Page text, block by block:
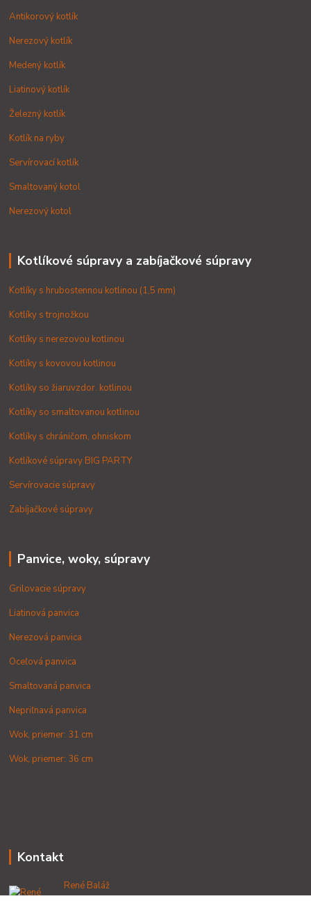
Antikorový kotlík
Nerezový kotlík
Medený kotlík
Liatinový kotlík
Železný kotlík
Kotlík na ryby
Servírovací kotlík
Smaltovaný kotol
Nerezový kotol
Kotlíkové súpravy a zabíjačkové súpravy
Kotlíky s hrubostennou kotlinou (1,5 mm)
Kotlíky s trojnožkou
Kotlíky s nerezovou kotlinou
Kotlíky s kovovou kotlinou
Kotlíky so žiaruvzdor. kotlinou
Kotlíky so smaltovanou kotlinou
Kotlíky s chráničom, ohniskom
Kotlíkové súpravy BIG PARTY
Servírovacie súpravy
Zabíjačkové súpravy
Panvice, woky, súpravy
Grilovacie súpravy
Liatinová panvica
Nerezová panvica
Oceľová panvica
Smaltovaná panvica
Nepriľnavá panvica
Wok, priemer: 31 cm
Wok, priemer: 36 cm
Kontakt
René Baláž
+421 902 212 007